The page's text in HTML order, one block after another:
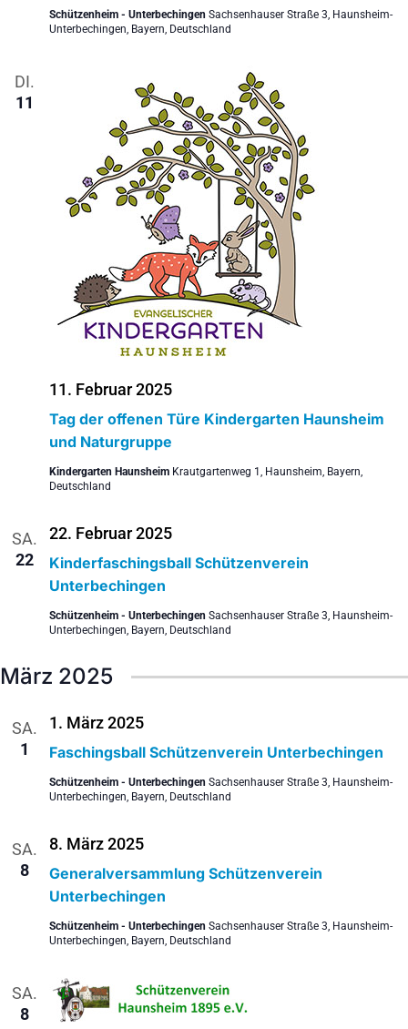
Schützenheim - Unterbechingen Sachsenhauser Straße 3, Haunsheim-
Unterbechingen, Bayern, Deutschland
DI.
11
Tag der offenen Türe Kindergarten Haunsheim
und Naturgruppe
11. Februar 2025
Kindergarten Haunsheim Krautgartenweg 1, Haunsheim, Bayern,
Deutschland
SA.
22
Kinderfaschingsball Schützenverein
Unterbechingen
22. Februar 2025
Schützenheim - Unterbechingen Sachsenhauser Straße 3, Haunsheim-
Unterbechingen, Bayern, Deutschland
März 2025
SA.
1
Faschingsball Schützenverein Unterbechingen
1. März 2025
Schützenheim - Unterbechingen Sachsenhauser Straße 3, Haunsheim-
Unterbechingen, Bayern, Deutschland
SA.
8
Generalversammlung Schützenverein
Unterbechingen
8. März 2025
Schützenheim - Unterbechingen Sachsenhauser Straße 3, Haunsheim-
Unterbechingen, Bayern, Deutschland
SA.
8